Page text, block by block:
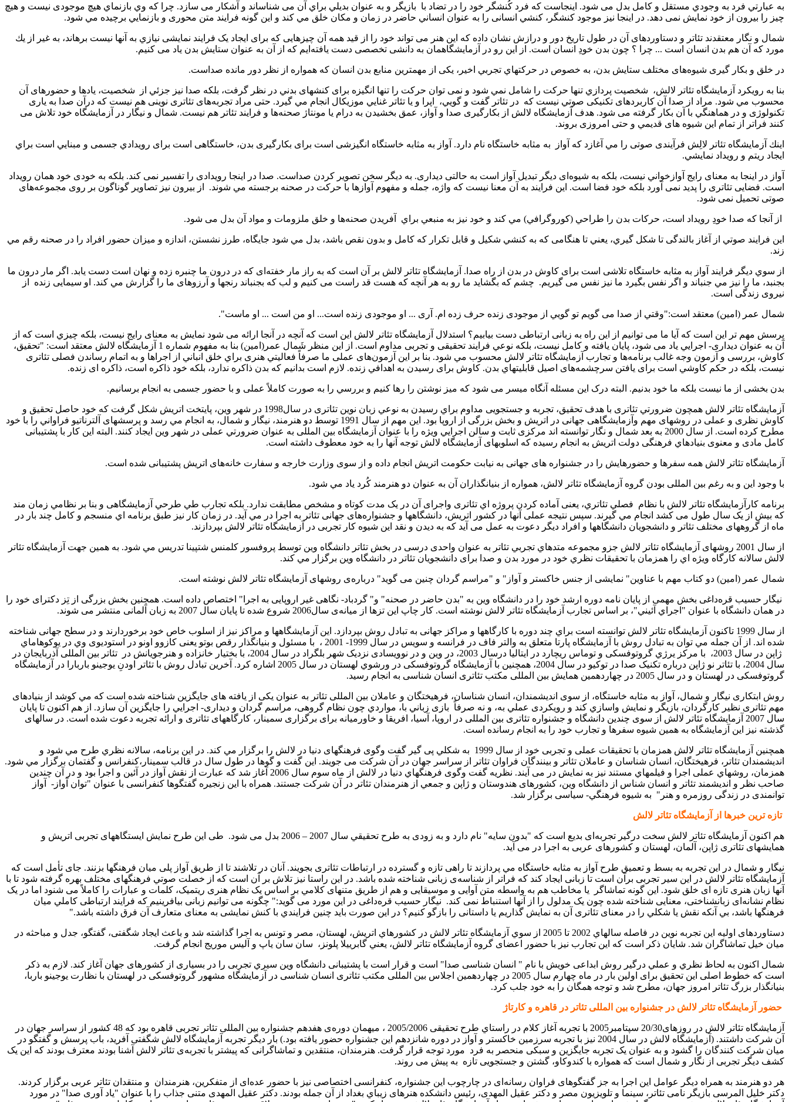
به عبارتي فرد به وجودي مستقل و کامل بدل می شود. اینجاست كه فرد كُنشگر خود را در تضاد با بازیگر و به عنوان بديلي براي آن می شناساند و آشکار می سازد. چرا که وي بازنماي هیچ موجودی نیست و هیچ
چیز را بیرون از خود نمایش نمی دهد. در اینجا نیز موجود كنشگر، کنشي انسانی را به عنوان انساني حاضر در زمان و مکان خلق مي كند و اين گونه فرایند متن محوری و بازنمايي برچيده مي شود.
شمال و نگار معتقدند تئاتر و دستاوردهای آن در طول تاریخ دور و درازش نشان داده که اين هنر می تواند خود را از قید همه‌ آن چیزهایی که برای ایجاد یک فرایند نمایشی نیازي به آنها نيست برهاند، به غير از يك
مورد كه آن هم بدن انسان است ... چرا ؟ چون بدن خودِ انسان است. از اين رو در آزمایشگاهمان به دانشی تخصصی دست یافته‌ایم که از آن به عنوان ستايش بدن یاد می کنیم.
در خلق و بکار گیری شیوه‌های مختلف ستايش بدن، به خصوص در حركتهاي تجربي اخیر، یکی از مهمترین منابع بدن انسان كه همواره از نظر دور مانده صداست.
بنا به رويكرد آزمایشگاه تئاتر لالش، شخصیت پردازي تنها حرکت را شامل ‌نمي شود و نمی توان حركت را تنها انگیزه برای کنشهای بدني در نظر گرفت، بلکه صدا نیز جزئي از
شخصیت، یاد‌ها و حضورهای آن
محسوب مي شود. مراد از صدا آن کاربردهای تکنیکی صوتي نیست كه در تئاتر گفت و گويي،
اپرا و يا تئاتر غنايي موزیکال انجام مي گيرد. حتی مراد تجربه‌های تئاتری نوینی هم نيست که درآن صدا به یاری
تکنولوژی و در هماهنگي با آن بکار گرفته می شود. هدف آزمایشگاه لالش از بکارگیری صدا و آواز، عمق بخشيدن به درام یا مونتاژ صحنه‌ها و فرایند تئاتر هم نیست. شمال و نیگار در آزمایشگاه خود تلاش می
کنند فراتر از تمام این شيوه های قديمي و حتی امروزی بروند.
اينك آزمایشگاه تئاتر لالِش فرآیندی صوتی را مي آغازد که آواز
به مثابه خاستگاه نام دارد. آواز به مثابه خاستگاه انگیزشی است برای بکارگیری بدن، خاستگاهی است برای رویدادي جسمی و مبنايي است براي
ايجاد ریتم و رويداد نمايشي.
آواز در اینجا به معنای رايج آوازخواني‌ نيست، بلکه به‌ شیوه‌ای دیگر تبدیل آواز است به‌ حالتی دیداری. به دیگر سخن تصویر كردن صداست. صدا در اینجا رویدادی را تفسیر نمی کند. بلکه به خودی خود همان رویداد
است. فضایی تئاتری را پدید نمی آورد بلکه خود فضا است. این فرایند به آن معنا نیست که واژه، جمله و مفهوم آوازها با حرکت در صحنه برجسته مي شوند.
از بیرون نیز تصاویر گوناگون بر روی مجموعه‌های
صوتی تحمیل نمی شود.
از آنجا كه صدا خودِ رويداد است، حركات بدن را طراحي (كوروگرافي) مي كند و خود نیز به منبعي براي آفريدن صحنه‌ها و خلق ملزومات و مواد آن بدل می شود.
این فرایند صوتي از آغاز بالندگی تا شكل گيري، يعني تا هنگامی که به كنشي شكيل و قابل تکرار كه کامل و بدون نقص باشد، بدل مي شود جایگاه‌، طرز‌ نشستن، اندازه و میزان حضور افراد را در صحنه رقم مي
زند.
از سوي ديگر فرایند آواز به مثابه خاستگاه تلاشی است برای كاوش در بدن از راه صدا. آزمایشگاه تئاتر لالش بر آن است که به راز مار خفته‌ای كه در درون ما چنبره زده‌ و نهان است دست یابد. اگر مار درون ما
بجنبد، ما را نيز مي جنباند و اگر نفس بگيرد ما نيز نفس می گيريم. چشم كه بگشايد ما رو به هر آنچه که هست قد راست می کنیم و لب كه بجنباند رنجها و آرزوهای ما را گزارش مي كند. او سیمايی زنده
از
نیروی زندگی است.
شمال عمر (امين) معتقد است:"وقتي از صدا می گویم تو گويي از موجودی زنده حرف زده ام. آری ... او موجودی زنده است... او من است ... او ماست".
پرسش مهم تر این است که آیا ما می توانیم از این راه به زبانی ارتباطی دست بیابیم؟ استدلال آزمایشگاه تئاتر لالش اين است که آنچه در آنجا ارائه می شود نمایش به معنای رايج نیست، بلكه چيزي است كه از
آن به عنوان دیداری- اجرايي یاد می شود، پایان یافته و کامل نیست، بلکه نوعي فرايند تحقیقی و تجربی مداوم است. از اين منظر شَمال عمر(امين) بنا به مفهوم شماره 1 آزمایشگاه لالش معتقد است: "تحقیق،
كاوش، بررسی و آزمون وجه غالب برنامه‌ها و تجارب آزمایشگاه تئاتر لالش محسوب مي شود. بنا بر اين آزمون‌های عملی ما صرفاً فعاليتي هنری براي خلق انباني از اجراها و به اتمام رساندن فصلی تئاتری
نيست، بلکه در حكم كاوشي است برای یافتن سرچشمه‌های اصیل قابليتهاي بدن. كاوش برای رسيدن به اهدافي زنده‌. لازم است بدانيم كه بدن ذاکره‌ ندارد، بلکه خود ذاکره است، ذاکره‌ ای زنده‌.
بدن بخشی از ما نیست بلکه ما خود بدنیم. البته درک این مسئله آنگاه ميسر می شود که میز نوشتن را رها کنیم و بررسي را به صورت کاملاً عملی و با حضور جسمی به انجام برسانیم.
آزمایشگاه تئاتر لالش همچون ضرورتي تئاتری با هدف تحقیق، تجربه و جستجویی مداوم براي رسيدن به نوعي زبان نوین تئاتری در سال1998 در شهر وین، پایتخت اتریش شكل گرفت كه خود حاصل تحقیق و
كاوش نظری و عملی در روشهای مهم وآزمایشگاهی جهانی در اتریش و بخش بزرگی از اروپا بود. اين مهم از سال 1991 توسط دو هنرمند، نیگار و شمال، به انجام مي رسد و پرسشهای آلترناتیو فراواني را با خود
مطرح كرده است. از سال 2000 به بعد شمال و نگار توانسته اند مرکزی ثابت و سالن اجرايي ويژه را با عنوان آزمایشگاه بین المللی به عنوان ضرورتي عملی در شهر وین ايجاد كنند. البته اين كار با پشتیبانی
کامل مادی و معنوی بنيادهاي فرهنگی دولت اتریش به انجام رسيده که اسلوبهای آزمایشگاه لالش توجه آنها را به خود معطوف داشته است.
آزمایشگاه‌ تئاتر لالش همه‌ سفرها و حضورهايش را در جشنواره های جهانی به نيابت حکومت اتریش انجام داده و از سوی وزارت خارجه و سفارت خانه‌های اتریش پشتیبانی شده‌ است.
با وجود این و به رغم بین المللی بودن گروه آزمایشگاه تئاتر لالش، همواره از بنیانگذاران آن به عنوان دو هنرمند کُرد ياد مي شود.
برنامه‌ کارآزمایشگاه تئاتر لالش با نظام فصلي تئاتري، یعنی آماده‌ کردن پروژه اي تئاتری واجرای آن در یک مدت کوتاه و مشخص مطابقت ندارد. بلکه تجارب طي طرحي‌ آزمایشگاهی و بنا بر نظامي زمان مند
که بیش از یک سال طول می کشد انجام مي گيرند. سپس نتیجه‌ عملی آنها در کشور اتریش، دانشگاهها و جشنواره‌های جهانی تئاتر به اجرا در مي آيد. در زمان کار نیز طبق برنامه‌ اي منسجم و کامل چند بار در
ماه از گروههای مختلف تئاتر و دانشجویان دانشگاهها و افراد دیگر دعوت به‌ عمل می آید که به دیدن و نقد این شیوه کار تجربی در آزمایشگاه تئاتر لالش بپردازند.
از سال 2001 روشهای آزمایشگاه تئاتر لالش جزو مجموعه‌ متدهاي تجربي تئاتر به عنوان واحدی درسی در بخش تئاتر دانشگاه وین توسط پروفسور کلمنس شتپینا تدريس مي شود. به همین جهت آزمایشگاه تئاتر
لالش سالانه کارگاه ويژه اي را همزمان با تحقیقات نظري خود در مورد بدن و صدا برای دانشجویان تئاتر در دانشگاه وین برگزار مي كند.
شمال عمر (امين) دو کتاب مهم با عناوین" نمایشی از جنس خاکستر و آواز" و "مراسم گردان چنین می گوید" درباره‌ی روشهای آزمایشگاه تئاتر لالش نوشته است.
نیگار حسیب قره‌داغی بخش مهمی از پايان نامه دوره ارشد خود را در دانشگاه وین به "بدن حاضر‌ در صحنه" و" گردباد- نگاهی غیر اروپایی به‌ اجرا" اختصاص داده است. همچنین بخش بزرگی از تِز دکترای خود را
در همان دانشگاه با عنوان "اجراي آئيني"، بر اساس تجارب آزمایشگاه تئاتر لالش نوشته است. كار چاپ اين تزها از میانه‌ی سال2006 شروع شده تا پایان سال 2007 به‌ زبان آلمانی منتشر می شوند.
از سال 1999 تاکنون آزمایشگاه تئاتر لالش توانسته است براي چند دوره با کارگاهها و مراکز جهانی به‌ تبادل روش بپردازد. این آزمایشگاهها و مراکز نیز از اسلوب خاص خود برخوردارند و در سطح جهانی شناخته
شده‌ اند. از آن جمله مي توان به تبادل روش با آزمايشگاه پارتا متعلق به والتر فاف در فرانسه‌ و سویس در سال 1999- 2001 ،
با مسئول و بنیانگذار رقص بوتو یعنی کازوو اونو در استودیوی وي در یوکوهاماي
ژاپن در سال 2003،
با مرکز يرژي گروتوفسکی و توماس ریچارد در ایتالیا درسال 2003، در وین و در نوویسادی نزدیک شهر بلگراد در سال 2004، با بختیار خانزاده‌ و هنرجویانش در
تئاتر بین المللی آذربایجان در
سال 2004، با تئاتر نو ژاپن درباره‌ تکنیک صدا در توکیو در سال 2004، همچنین با آزمایشگاه گروتوفسکی در ورشوي لهستان در سال 2005 اشاره كرد. آخرین تبادل روش با تئاتر اودنِ یوجینو باربارا در آزمایشگاه
گروتوفسکی در لهستان و در سال 2005 در چهاردهمین همایش بین المللی مکتب تئاتری انسان شناسی به انجام رسید.
روش ابتكاری نیگار و شمال، آواز به مثابه خاستگاه، از سوی اندیشمندان، انسان شناسان، فرهیختگان و عاملان بین المللی تئاتر به عنوان یکی از یافته های جایگزین شناخته شده است که مي کوشد‌ از بنیادهای
مهم تئاتری نظير کارگردان، بازیگر و نمایش واسازي كند و رويكردی عملي به، و نه صرفاً بازی زباني با، مواردي چون نظام گروهی، مراسم گردان و دیداری- اجرايي را جایگزین آن سازد. از هم اکنون تا پایان
سال 2007 آزمایشگاه تئاتر لالش از سوی چندین دانشگاه و جشنواره‌ تئاتری بین المللی در اروپا، آسیا، افریقا و خاورمیانه برای برگزاری سمینار، کارگاههای تئاتری و ارائه‌ تجربه دعوت شده است. در سالهای
گذشته نيز این آزمایشگاه به همين شیوه‌ سفرها و تجارب خود را به انجام رسانده‌ است.
همچنین آزمایشگاه‌ تئاتر لالش همزمان با تحقیقات عملی و تجربی خود از سال 1999
به شكلي پی گیر گفت وگوی فرهنگهای دنيا در لالش را برگزار مي كند. در اين برنامه، سالانه نظري طرح مي شود و
اندیشمندان تئاتر، فرهیختگان، انسان شناسان و عاملان تئاتر و بینندگان فراوان تئاتر از سراسر جهان در آن شرکت می جویند. این گفت و گوها در طول سال در قالب سمینار،کنفرانس و گفتمان برگزار مي شود.
همزمان، روشهاي عملی اجرا و فيلمهاي مستند نیز به‌ نمایش در می آیند. نظریه‌ گفت وگوی فرهنگهاي دنيا در لالش از ماه‌ سوم سال 2006 آغاز شد که عبارت از نقش آواز در آئين و اجرا بود و در آن چندین
صاحب نظر و اندیشمند تئاتر و انسان شناس از دانشگاه وین، کشورهای هندوستان و ژاپن و جمعي از هنرمندان تئاتر در آن شرکت جستند. همراه با این زنجیره‌ گفتگوها کنفرانسی با عنوان "توان آواز-
آواز
توانمندی در زندگی روزمره و هنر" به شيوه فرهنگي- سیاسی برگزار شد.
تازه‌ ترین خبرها از آزمایشگاه‌ تئاتر لالش
هم اکنون آزمایشگاه‌ تئاتر لالش سخت درگير تجربه‌ای بديع است كه "بدون سایه"‌ نام دارد و‌ به زودی به طرح تحقیقي سال 2007 – 2006 بدل می شود.
طی اين طرح نمایش ایستگاههای تجربی اتریش و
همایشهای تئاتری ژاپن، آلمان، لهستان و کشورهای عربی به اجرا در می آید.
نیگار و شمال در این تجربه به بسط و تعمیق طرح آواز به مثابه خاستگاه مي پردازند تا راهی تازه و گسترده‌ در ارتباطات تئاتری بجویند. آنان در تلاشند تا از طريق آواز پلی ميان فرهنگها بزنند. جای تأمل است که
آزمایشگاه‌ تئاتر لالش در این سير تجربی برآن است تا زبانی ایجاد کند که‌ فراتر از شناسه‌ی زبانی شناخته شده‌ باشد. در اين راستا نیز تلاش بر آن است که از خصلت صوتي فرهنگهای مختلف بهره گرفته‌ شود تا با
آنها زبان هنری تازه‌ ای خلق شود. اين گونه تماشاگر‌
یا مخاطب‌ هم به واسطه متن آوایی و موسیقایی و هم از طريق متنهای كلامي بر اساس یک نظام هنری ریتمیک، کلمات و عبارات را کاملاً می شنود اما در یک
نظام نشانه‌ای زبانشناختی، معنایی شناخته‌ شده‌ چون یک مدلول را از آنها استنباط نمی کند. نیگار حسیب قره‌داغی در این مورد می گوید:" چگونه می توانيم زبانی بيافرینيم که فرایند ارتباطی کاملي ميان
فرهنگها باشد، بي آنكه نقش یا شكلي را در معنای تئاتری آن به‌ نمایش گذاريم یا داستانی را بازگو کنيم؟ در اين صورت بايد چنین فرایندي با کنش نمایشی به معنای متعارف آن فرق داشته باشد."
دستاوردهای اوليه این تجربه‌ نوین در فاصله سالهاي 2002 تا 2005 از سوي آزمایشگاه‌ تئاتر لالش در كشورهاي اتریش، لهستان، مصر و تونس به اجرا گذاشته شد و باعث ايجاد شگفتی، گفتگو، جدل و مباحثه‌ در
ميان خيل‌ تماشاگران شد. شایان ذكر است که این تجارب نيز با حضور اعضای گروه‌ آزمایشگاه‌ تئاتر لالش، يعني گابرییلا پلونز، سان سان یاپ و آلیس موریج انجام گرفت.
شمال اکنون به لحاظ نظري‌ و عملي درگير روش ابداعی خویش با نام " انسان شناسی صدا" است و قرار است با پشتیبانی دانشگاه وین سيري تجربی را در بسیاری از کشورهای جهان آغاز کند. لازم به‌ ذکر
است که خطوط اصلی این تحقیق برای اولین بار در ماه چهارم سال 2005 در چهاردهمین اجلاس بین المللی مکتب تئاتری انسان شناسی در آزمایشگاه‌ مشهور گروتوفسکی در لهستان با نظارت يوجینو باربا،
بنیانگذار بزرگ تئاتر امروز جهان، مطرح شد و توجه همگان را به خود جلب کرد.
حضور آزمایشگاه‌ تئاتر لالش در جشنواره‌ بین المللی تئاتر در قاهره و کارتاژ
آزمایشگاه‌ تئاتر لالش در روزهای20/30 سپتامبر2005 با تجربه‌ آغاز کلام در راستاي طرح تحقیقی 2005/2006 ، میهمان دوره‌ی هفدهم جشنواره‌ بین المللی تئاتر تجربی قاهره‌ بود که 48 کشور از سراسر جهان در
آن شرکت داشتند. (آزمایشگاه لالش در سال 2004 نیز با تجربه‌ سرزمين خاکستر و آواز در دوره‌ شانزدهم این جشنواره‌ حضور يافته بود.) بار دیگر تجربه‌ آزمایشگاه‌ لالش شگفتی آفرید، باب پرسش و گفتگو در
میان شرکت کنندگان را گشود و به عنوان یک تجربه‌ جایگزین و سبکی منحصر به فرد مورد توجه‌ قرار گرفت. هنرمندان، منتقدین و تماشاگرانی که پیشتر با تجربه‌ی تئاتر لالش آشنا بودند معترف بودند که این‌ یک
کشف دیگر تجربی از نگار و شمال است كه همواره‌ با کندوکاو، گشتن و جستجویی تازه به پیش می روند.
هر دو هنرمند به همراه دیگر عوامل این اجرا به جز گفتگوهای فراوان رسانه‌ای در چارچوب این جشنواره‌، کنفرانسی اختصاصی نیز با حضور عده‌ای از متفکرین، هنرمندان و منتقدان تئاتر عربی برگزار کردند.
دکتر خلیل المرسی بازیگر نامی تئاتر، سینما و تلویزیون مصر و دکتر عقیل المهدی، رئیس دانشكده هنرهای زیباي بغداد از آن جمله بودند. دکتر عقیل المهدی متنی جذاب را با عنوان "یاد آوری صدا" در مورد